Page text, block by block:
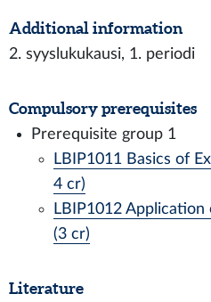
Additional information
2. syyslukukausi, 1. periodi
Compulsory prerequisites
Prerequisite group 1
LBIP1011 Basics of
4 cr)
LBIP1012
(3 cr)
Literature